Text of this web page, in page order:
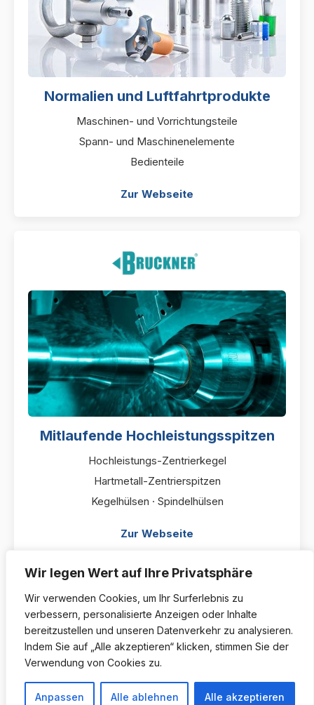
Wir legen Wert auf Ihre Privatsphäre
Wir verwenden Cookies, um Ihr Surferlebnis zu
verbessern, personalisierte Anzeigen oder Inhalte
bereitzustellen und unseren Datenverkehr zu analysieren.
Indem Sie auf „Alle akzeptieren“ klicken, stimmen Sie der
Verwendung von Cookies zu.
Anpassen Alle ablehnen Alle akzeptieren
Normalien und Luftfahrtprodukte
Maschinen- und Vorrichtungsteile
Spann- und Maschinenelemente
Bedienteile
Zur Webseite
Mitlaufende Hochleistungsspitzen
Hochleistungs-Zentrierkegel
Hartmetall-Zentrierspitzen
Kegelhülsen · Spindelhülsen
Zur Webseite